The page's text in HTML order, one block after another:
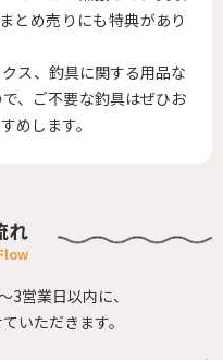
とめ売りにも特典があり
ス、釣具に関する用品な
、ご不要な釣具はぜひお
めします。
れ
3営業日以内に、
いただきます。